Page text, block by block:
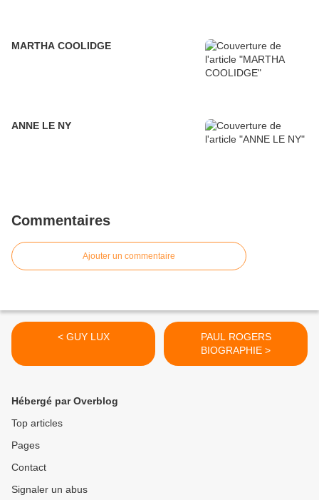
MARTHA COOLIDGE
ANNE LE NY
Commentaires
Ajouter un commentaire
< GUY LUX
PAUL ROGERS
BIOGRAPHIE >
Hébergé par Overblog
Top articles
Pages
Contact
Signaler un abus